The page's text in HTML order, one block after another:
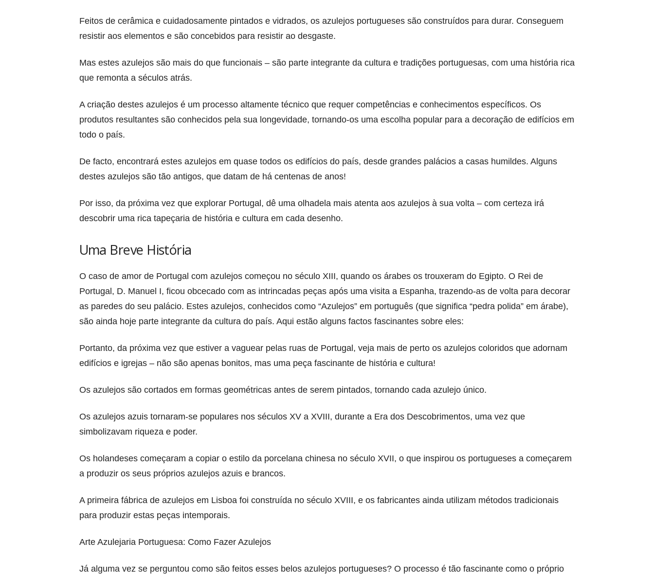
Feitos de cerâmica e cuidadosamente pintados e vidrados, os azulejos portugueses são construídos para durar. Conseguem
resistir aos elementos e são concebidos para resistir ao desgaste.
Mas estes azulejos são mais do que funcionais – são parte integrante da cultura e tradições portuguesas, com uma história rica
que remonta a séculos atrás.
A criação destes azulejos é um processo altamente técnico que requer competências e conhecimentos específicos. Os
produtos resultantes são conhecidos pela sua longevidade, tornando-os uma escolha popular para a decoração de edifícios em
todo o país.
De facto, encontrará estes azulejos em quase todos os edifícios do país, desde grandes palácios a casas humildes. Alguns
destes azulejos são tão antigos, que datam de há centenas de anos!
Por isso, da próxima vez que explorar Portugal, dê uma olhadela mais atenta aos azulejos à sua volta – com certeza irá
descobrir uma rica tapeçaria de história e cultura em cada desenho.
Uma Breve História
O caso de amor de Portugal com azulejos começou no século XIII, quando os árabes os trouxeram do Egipto. O Rei de
Portugal, D. Manuel I, ficou obcecado com as intrincadas peças após uma visita a Espanha, trazendo-as de volta para decorar
as paredes do seu palácio. Estes azulejos, conhecidos como “Azulejos” em português (que significa “pedra polida” em árabe),
são ainda hoje parte integrante da cultura do país. Aqui estão alguns factos fascinantes sobre eles:
Portanto, da próxima vez que estiver a vaguear pelas ruas de Portugal, veja mais de perto os azulejos coloridos que adornam
edifícios e igrejas – não são apenas bonitos, mas uma peça fascinante de história e cultura!
Os azulejos são cortados em formas geométricas antes de serem pintados, tornando cada azulejo único.
Os azulejos azuis tornaram-se populares nos séculos XV a XVIII, durante a Era dos Descobrimentos, uma vez que
simbolizavam riqueza e poder.
Os holandeses começaram a copiar o estilo da porcelana chinesa no século XVII, o que inspirou os portugueses a começarem
a produzir os seus próprios azulejos azuis e brancos.
A primeira fábrica de azulejos em Lisboa foi construída no século XVIII, e os fabricantes ainda utilizam métodos tradicionais
para produzir estas peças intemporais.
Arte Azulejaria Portuguesa: Como Fazer Azulejos
Já alguma vez se perguntou como são feitos esses belos azulejos portugueses? O processo é tão fascinante como o próprio